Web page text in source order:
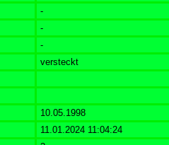
-
-
-
versteckt
10.05.1998
11.01.2024 11:04:24